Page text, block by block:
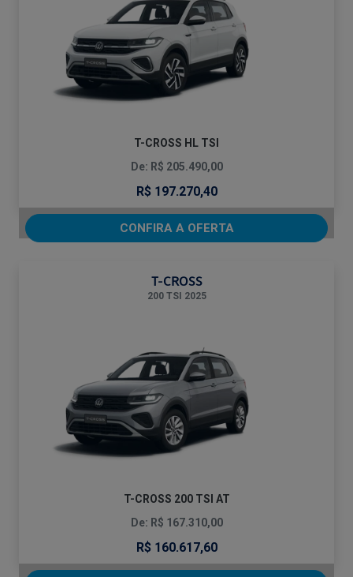
T-CROSS HL TSI
De: R$ 205.490,00
R$ 197.270,40
CONFIRA A OFERTA
T-CROSS
200 TSI 2025
T-CROSS 200 TSI AT
De: R$ 167.310,00
R$ 160.617,60